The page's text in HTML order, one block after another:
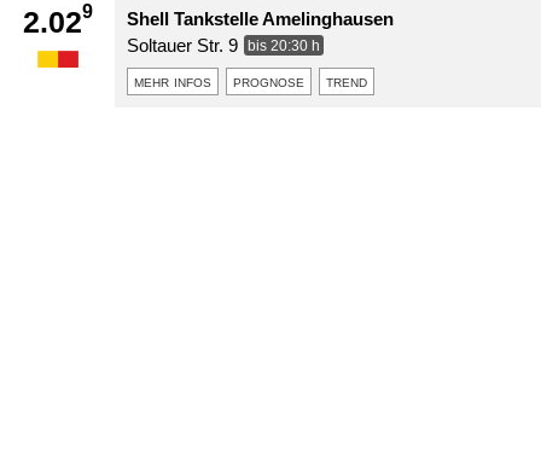
2.029
Shell Tankstelle Amelinghausen
Soltauer Str. 9
bis 20:30 h
mehr infos prognose trend